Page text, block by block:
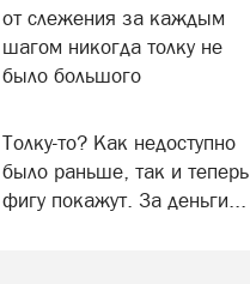
от слежения за каждым
шагом никогда толку не
было большого
Толку-то? Как недоступно
было раньше, так и теперь
фигу покажут. За деньги...